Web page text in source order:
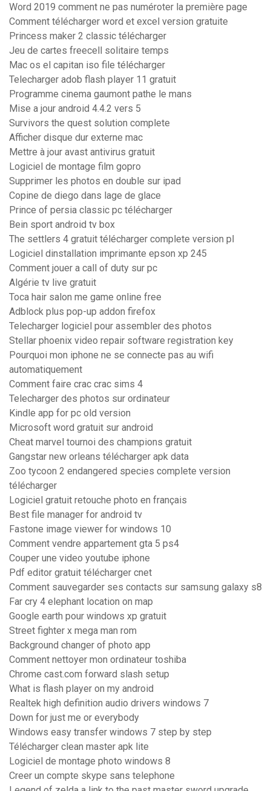
Word 2019 comment ne pas numéroter la première page
Comment télécharger word et excel version gratuite
Princess maker 2 classic télécharger
Jeu de cartes freecell solitaire temps
Mac os el capitan iso file télécharger
Telecharger adob flash player 11 gratuit
Programme cinema gaumont pathe le mans
Mise a jour android 4.4.2 vers 5
Survivors the quest solution complete
Afficher disque dur externe mac
Mettre à jour avast antivirus gratuit
Logiciel de montage film gopro
Supprimer les photos en double sur ipad
Copine de diego dans lage de glace
Prince of persia classic pc télécharger
Bein sport android tv box
The settlers 4 gratuit télécharger complete version pl
Logiciel dinstallation imprimante epson xp 245
Comment jouer a call of duty sur pc
Algérie tv live gratuit
Toca hair salon me game online free
Adblock plus pop-up addon firefox
Telecharger logiciel pour assembler des photos
Stellar phoenix video repair software registration key
Pourquoi mon iphone ne se connecte pas au wifi
automatiquement
Comment faire crac crac sims 4
Telecharger des photos sur ordinateur
Kindle app for pc old version
Microsoft word gratuit sur android
Cheat marvel tournoi des champions gratuit
Gangstar new orleans télécharger apk data
Zoo tycoon 2 endangered species complete version
télécharger
Logiciel gratuit retouche photo en français
Best file manager for android tv
Fastone image viewer for windows 10
Comment vendre appartement gta 5 ps4
Couper une video youtube iphone
Pdf editor gratuit télécharger cnet
Comment sauvegarder ses contacts sur samsung galaxy s8
Far cry 4 elephant location on map
Google earth pour windows xp gratuit
Street fighter x mega man rom
Background changer of photo app
Comment nettoyer mon ordinateur toshiba
Chrome cast.com forward slash setup
What is flash player on my android
Realtek high definition audio drivers windows 7
Down for just me or everybody
Windows easy transfer windows 7 step by step
Télécharger clean master apk lite
Logiciel de montage photo windows 8
Creer un compte skype sans telephone